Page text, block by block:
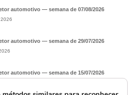
automotivo — semana de 07/08/2026
automotivo — semana de 29/07/2026
automotivo — semana de 15/07/2026